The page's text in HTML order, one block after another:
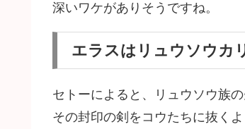
深いワケがありそうですね。
エラスはリュウソウカ
セトーによると、リュウソウ族
その封印の剣をコウたちに抜く